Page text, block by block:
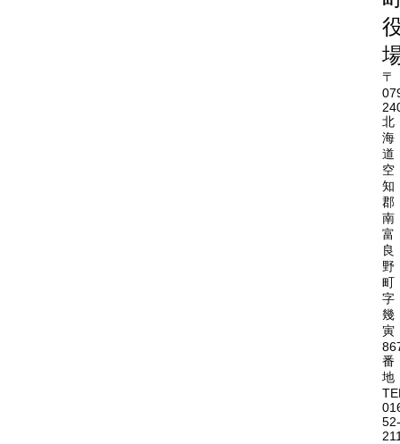
〒
北
海
道
空
知
郡
南
富
良
野
町
字
幾
寅
番
地
52-